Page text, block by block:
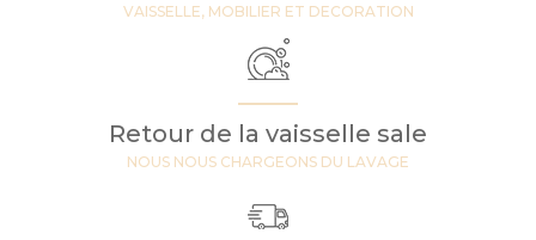
VAISSELLE, MOBILIER ET DECORATION
Retour de la vaisselle sale
NOUS NOUS CHARGEONS DU LAVAGE